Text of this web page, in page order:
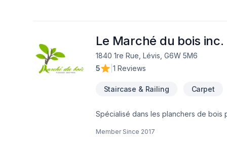
Le Marché du bois inc.
1840 1re Rue, Lévis, G6W 5M6
5
1 Reviews
Staircase & Railing Carpet
Spécialisé dans les planchers de bois
parmi les meilleurs producteurs
Member Since 2017